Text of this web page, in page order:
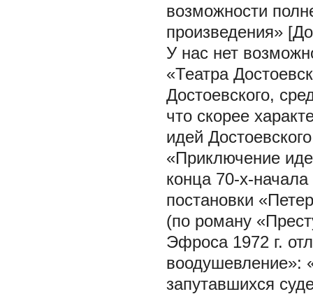
возможности
произведения»
У нас нет
«Театра
Достоевского,
что скорее
идей
«Приключение
конца 70-х-
постановки
(по роману
Эфроса 1972 г.
воодушевление»:
запутавшихся